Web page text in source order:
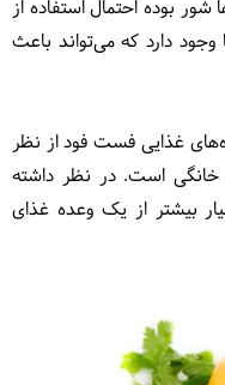
بوده احتمال استفاده از
دارد که می‌تواند باعث
غذایی فست‌ فود از نظر
خانگی است. در نظر داشته
بیشتر از یک وعده غذای